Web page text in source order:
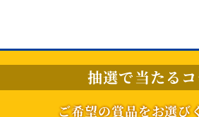
抽選で当たる
ご希望の賞品をお選び